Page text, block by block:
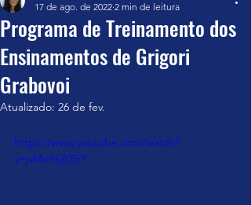
Programa de Treinamento dos
Ensinamentos de Grigori
Grabovoi
17 de ago. de 2022 2 min de leitura
Atualizado: 26 de fev.
https://www.youtube.com/watch?
v=jvMwHjZ05rY